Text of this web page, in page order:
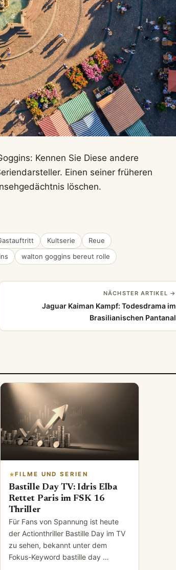
Kennen Sie Diese andere
Einen seiner früheren
löschen.
Kultserie
Reue
walton goggins bereut rolle
NÄCHSTER ARTIKEL →
Jaguar Kaiman Kampf: Todesdrama im
Brasilianischen Pantanal
FILME UND SERIEN
Bastille Day TV: Idris Elba
Rettet Paris im FSK 16
Thriller
Für Fans von Spannung ist heute
der Actionthriller Bastille Day im TV
zu sehen, bekannt unter dem
Fokus-Keyword bastille day …